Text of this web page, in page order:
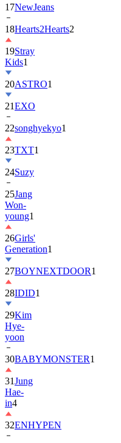
17NewJeans
18Hearts2Hearts2
19Stray
Kids1
20ASTRO1
21EXO
22songhyekyo1
23TXT1
24Suzy
25Jang
Won-
young1
26Girls'
Generation1
27BOYNEXTDOOR1
28IDID1
29Kim
Hye-
yoon
30BABYMONSTER1
31Jung
Hae-
in4
32ENHYPEN